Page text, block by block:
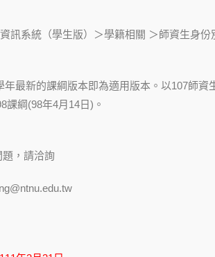
訊系統（學生版）＞學籍相關 ＞師資生身份
最新的課綱版本即為適用版本。以107師
課綱(98年4月14日)。
，請洽詢